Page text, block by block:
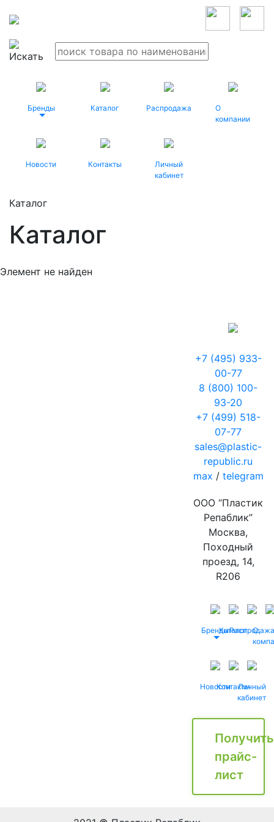
Бренды Каталог Распродажа
О
компании
Новости Контакты
Личный
кабинет
Каталог
Каталог
Элемент не найден
+7 (495) 933-
00-77
8 (800) 100-
93-20
+7 (499) 518-
07-77
sales@plastic-
republic.ru
max / telegram
ООО “Пластик
Репаблик”
Москва,
Походный
проезд, 14,
R206
БрендыКаталог
Распродажа
О
НовостиКонтактыЛичный
кабинет
Получить
прайс-
лист